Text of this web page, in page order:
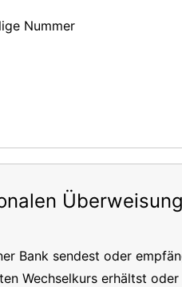
Nummer
Bank sendest oder
Wechselkurs erhältst